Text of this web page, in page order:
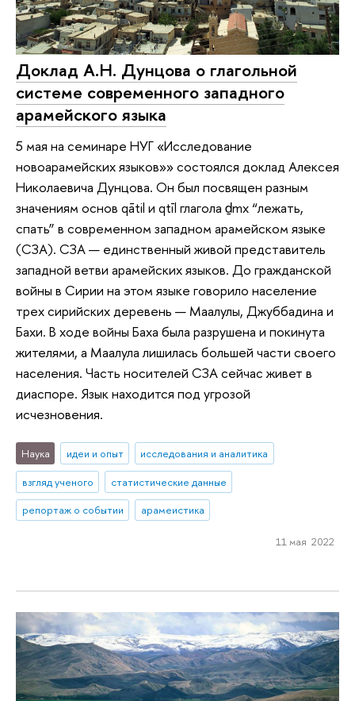
Доклад А.Н. Дунцова о глагольной
системе современного западного
арамейского языка
5 мая на семинаре НУГ «Исследование
новоарамейских языков»» состоялся доклад Алексея
Николаевича Дунцова. Он был посвящен разным
значениям основ qātil и qtīl глагола ḏmx “лежать,
спать” в современном западном арамейском языке
(СЗА). СЗА — единственный живой представитель
западной ветви арамейских языков. До гражданской
войны в Сирии на этом языке говорило население
трех сирийских деревень — Маалулы, Джуббадина и
Бахи. В ходе войны Баха была разрушена и покинута
жителями, а Маалула лишилась большей части своего
населения. Часть носителей СЗА сейчас живет в
диаспоре. Язык находится под угрозой
исчезновения.
Наука идеи и опыт
исследования и аналитика
взгляд ученого
статистические данные
репортаж о событии
арамеистика
11 мая 2022